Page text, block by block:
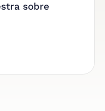
sobre